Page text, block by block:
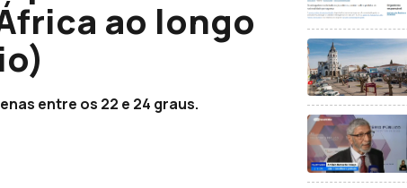
ao longo
entre os 22 e 24 graus.